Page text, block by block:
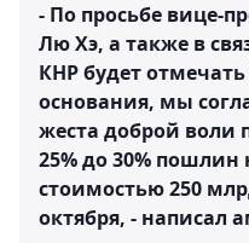
- По просьбе вице-
Лю Хэ, а также в
КНР будет
основания, мы
жеста доброй воли
25% до 30%
стоимостью 250
октября, - написал